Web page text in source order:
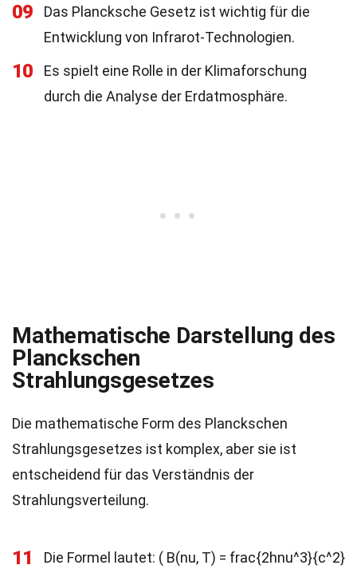
09
Das Plancksche Gesetz ist wichtig für die
Entwicklung von Infrarot-Technologien.
10
Es spielt eine Rolle in der Klimaforschung
durch die Analyse der Erdatmosphäre.
Mathematische Darstellung des
Planckschen
Strahlungsgesetzes
Die mathematische Form des Planckschen
Strahlungsgesetzes ist komplex, aber sie ist
entscheidend für das Verständnis der
Strahlungsverteilung.
11 Die Formel lautet: ( B(nu, T) = frac{2hnu^3}{c^2}